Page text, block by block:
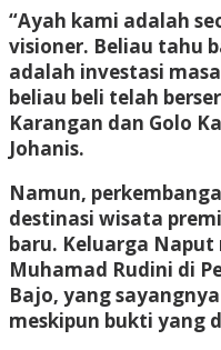
“Ayah kami adalah
visioner. Beliau tahu
adalah investasi
beliau beli telah
Karangan dan Golo
Johanis.
Namun,
destinasi wisata
baru. Keluarga
Muhamad Rudini di
Bajo, yang
meskipun bukti yang